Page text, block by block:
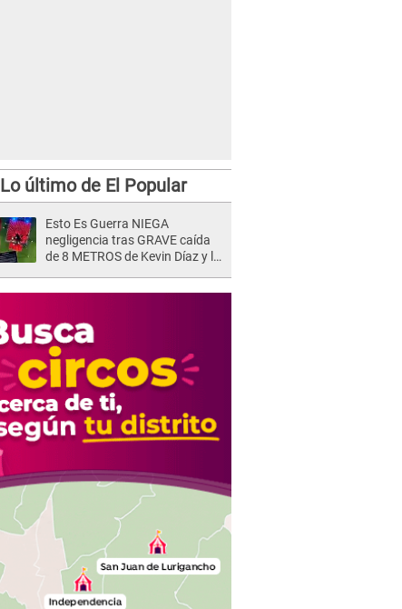
Lo último de El Popular
Esto Es Guerra NIEGA
negligencia tras GRAVE caída
de 8 METROS de Kevin Díaz y lo